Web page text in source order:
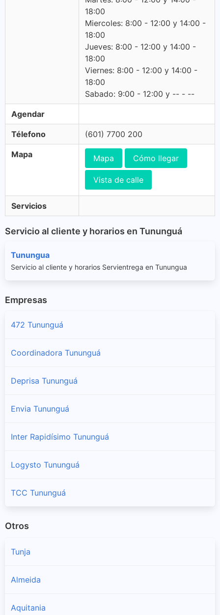
18:00
Miercoles: 8:00 - 12:00 y 14:00 -
18:00
Jueves: 8:00 - 12:00 y 14:00 -
18:00
Viernes: 8:00 - 12:00 y 14:00 -
18:00
Sabado: 9:00 - 12:00 y -- - --
Agendar
Télefono (601) 7700 200
Mapa Mapa Cómo llegar
Vista de calle
Servicios
Servicio al cliente y horarios en Tununguá
Tunungua
Servicio al cliente y horarios Servientrega en Tunungua
Empresas
472 Tununguá
Coordinadora Tununguá
Deprisa Tununguá
Envia Tununguá
Inter Rapidísimo Tununguá
Logysto Tununguá
TCC Tununguá
Otros
Tunja
Almeida
Aquitania